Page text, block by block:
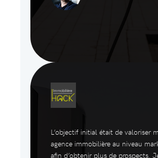
L’objectif initial était de valoriser
agence immobilière au niveau
afin d’obtenir plus de prospects.